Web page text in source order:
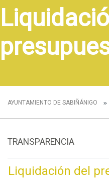
AYUNTAMIENTO DE SABIÑÁNIGO
TRANSPARENCIA
Liquidación del